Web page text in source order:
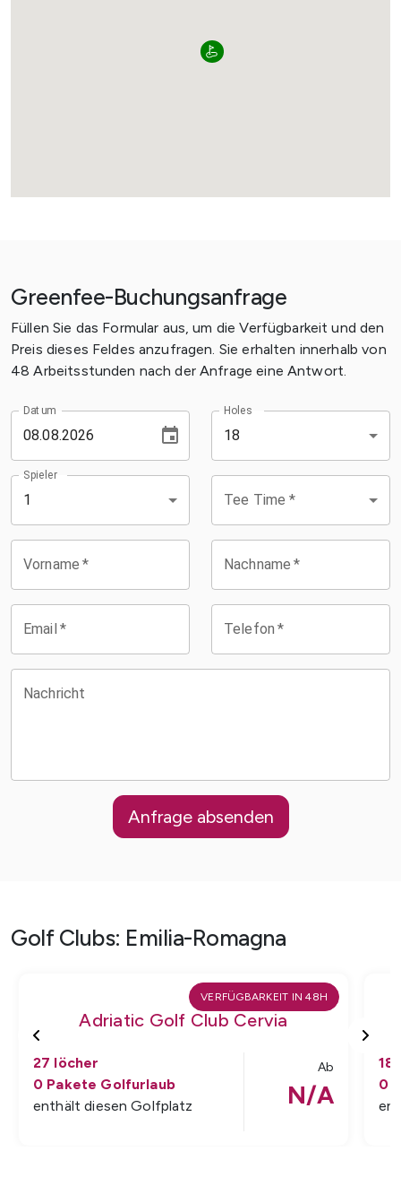
Greenfee-Buchungsanfrage
Füllen Sie das Formular aus, um die Verfügbarkeit und den
Preis dieses Feldes anzufragen. Sie erhalten innerhalb von
48 Arbeitsstunden nach der Anfrage eine Antwort.
Datum Holes
18
Spieler
1 Tee Time *
Vorname * Nachname *
Email * Telefon *
Nachricht
Anfrage absenden
Golf Clubs: Emilia-Romagna
VERFÜGBARKEIT IN 48H
Adriatic Golf Club Cervia
27 löcher
0 Pakete Golfurlaub
enthält diesen Golfplatz
Ab
N/A
18
0